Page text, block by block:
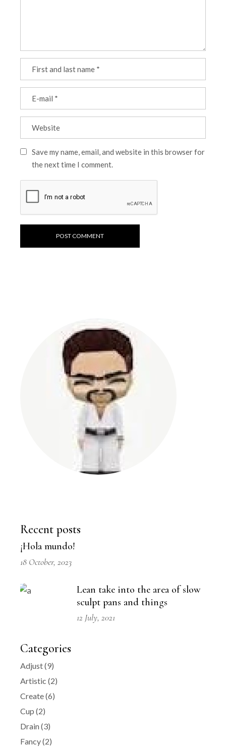
Save my name, email, and website in this browser for
the next time I comment.
POST COMMENT
Recent posts
¡Hola mundo!
18 October, 2023
Lean take into the area of slow
sculpt pans and things
12 July, 2021
Categories
Adjust(9)
Artistic (2)
Create(6)
Cup (2)
Drain(3)
Fancy(2)